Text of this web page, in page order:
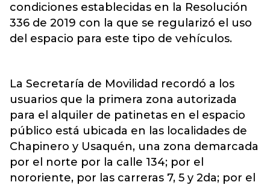
condiciones establecidas en la Resolución
336 de 2019 con la que se regularizó el uso
del espacio para este tipo de vehículos.
La Secretaría de Movilidad recordó a los
usuarios que la primera zona autorizada
para el alquiler de patinetas en el espacio
público está ubicada en las localidades de
Chapinero y Usaquén, una zona demarcada
por el norte por la calle 134; por el
nororiente, por las carreras 7, 5 y 2da; por el